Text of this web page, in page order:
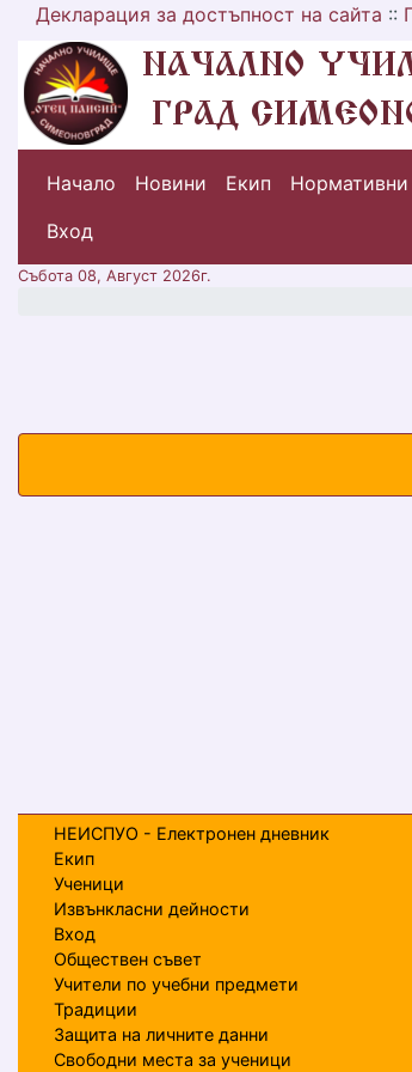
Декларация за достъпност на сайта ::
меню горно
Начало Новини Екип
Вход
Събота 08, Август 2026г.
НЕИСПУО - Електронен дневник
Екип
Ученици
Извънкласни дейности
Вход
Обществен съвет
Учители по учебни предмети
Традиции
Защита на личните данни
Свободни места за ученици